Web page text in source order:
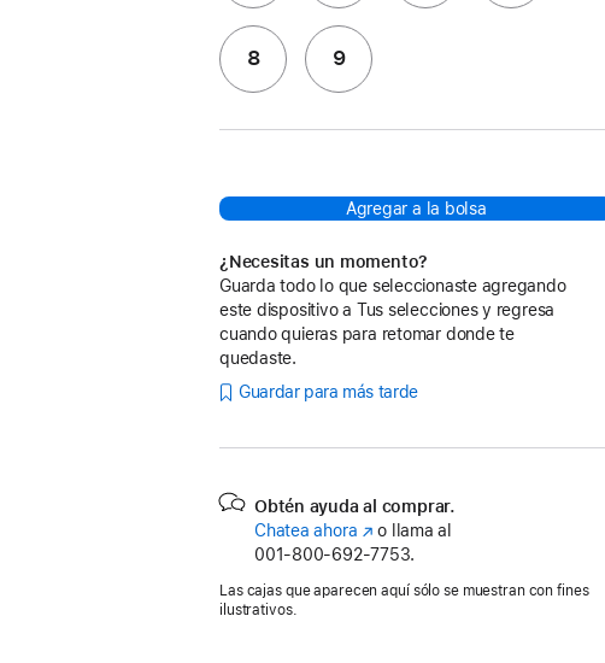
8 9
Agregar a la bolsa
¿Necesitas un momento?
Guarda todo lo que seleccionaste agregando
este dispositivo a Tus selecciones y regresa
cuando quieras para retomar donde te
quedaste.
Guardar para más tarde
Obtén ayuda al comprar.
Chatea ahora (se
abre
una
o llama al
001‑800‑692‑7753.
Las cajas que aparecen aquí sólo se muestran con fines
ilustrativos.